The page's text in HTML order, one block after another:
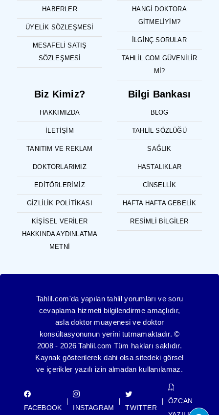
HABERLER
ÜYELIK SÖZLEŞMESI
MESAFELI SATIŞ
SÖZLEŞMESI
HANGI DOKTORA
GITMELIYIM?
İLGINÇ SORULAR
TAHLIL.COM GÜVENILIR
MI?
Biz Kimiz?
HAKKIMIZDA
İLETIŞIM
TANITIM VE REKLAM
DOKTORLARIMIZ
EDITÖRLERIMIZ
GIZLILIK POLITIKASI
KIŞISEL VERILER
HAKKINDA AYDINLATMA
METNI
Bilgi Bankası
BLOG
TAHLIL SÖZLÜĞÜ
SAĞLIK
HASTALIKLAR
CINSELLIK
HAFTA HAFTA GEBELIK
RESIMLI BILGILER
Tahlil.com'da yapılan tahlil yorumları ve soru
cevaplama hizmeti bilgilendirme amaçlıdır,
asla doktor muayenesi ve doktor
konsültasyonunun yerini tutmamaktadır. ©
2008 - 2026 Tahlil.com Tüm hakları saklıdır.
Kaynak gösterilerek dahi olsa sitedeki görsel
ve içerikler yazılı izin almadan kullanılamaz.
FACEBOOK
|
INSTAGRAM
|
TWITTER
|
ÖZCAN